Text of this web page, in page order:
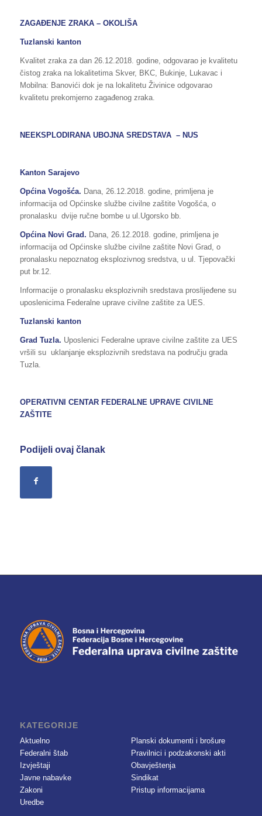
ZAGAĐENJE ZRAKA – OKOLIŠA
Tuzlanski kanton
Kvalitet zraka za dan 26.12.2018. godine, odgovarao je kvalitetu
čistog zraka na lokalitetima Skver, BKC, Bukinje, Lukavac i
Mobilna: Banovići dok je na lokalitetu Živinice odgovarao
kvalitetu prekomjerno zagađenog zraka.
NEEKSPLODIRANA UBOJNA SREDSTAVA – NUS
Kanton Sarajevo
Općina Vogošća. Dana, 26.12.2018. godine, primljena je
informacija od Općinske službe civilne zaštite Vogošća, o
pronalasku dvije ručne bombe u ul.Ugorsko bb.
Općina Novi Grad. Dana, 26.12.2018. godine, primljena je
informacija od Općinske službe civilne zaštite Novi Grad, o
pronalasku nepoznatog eksplozivnog sredstva, u ul. Tjepovački
put br.12.
Informacije o pronalasku eksplozivnih sredstava proslijeđene su
uposlenicima Federalne uprave civilne zaštite za UES.
Tuzlanski kanton
Grad Tuzla. Uposlenici Federalne uprave civilne zaštite za UES
vršili su uklanjanje eksplozivnih sredstava na području grada
Tuzla.
OPERATIVNI CENTAR FEDERALNE UPRAVE CIVILNE
ZAŠTITE
Podijeli ovaj članak
KATEGORIJE
Aktuelno
Federalni štab
Izvještaji
Javne nabavke
Zakoni
Uredbe
Planski dokumenti i brošure
Pravilnici i podzakonski akti
Obavještenja
Sindikat
Pristup informacijama